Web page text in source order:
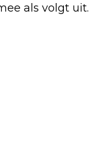
als volgt uit.